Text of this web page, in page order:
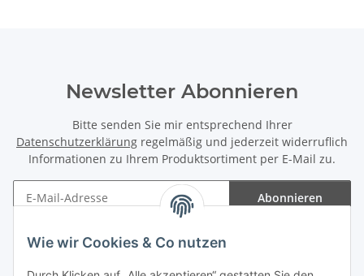
Wie wir Cookies & Co nutzen
Newsletter Abonnieren
Bitte senden Sie mir entsprechend Ihrer
Datenschutzerklärung regelmäßig und jederzeit widerruflich
Informationen zu Ihrem Produktsortiment per E-Mail zu.
Abonnieren